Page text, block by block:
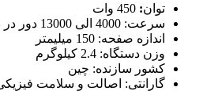
توان: 450 وات
سرعت: 4000 الی 13000 دور در دقیقه
اندازه صفحه: 150 میلیمتر
وزن دستگاه: 2.4 کیلوگرم
کشور سازنده: چین
گارانتی: اصالت و سلامت